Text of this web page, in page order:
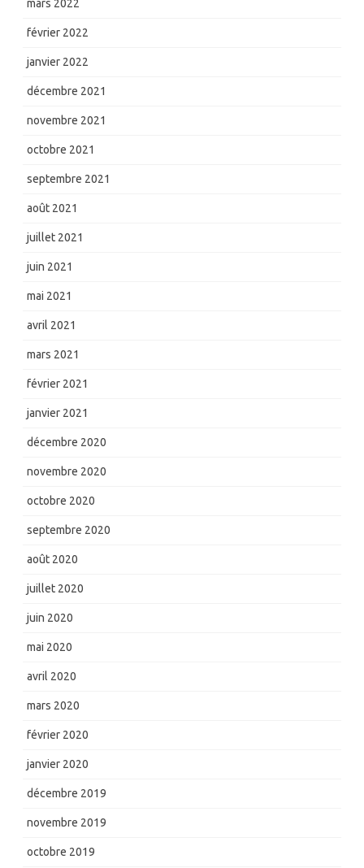
mars 2022
février 2022
janvier 2022
décembre 2021
novembre 2021
octobre 2021
septembre 2021
août 2021
juillet 2021
juin 2021
mai 2021
avril 2021
mars 2021
février 2021
janvier 2021
décembre 2020
novembre 2020
octobre 2020
septembre 2020
août 2020
juillet 2020
juin 2020
mai 2020
avril 2020
mars 2020
février 2020
janvier 2020
décembre 2019
novembre 2019
octobre 2019